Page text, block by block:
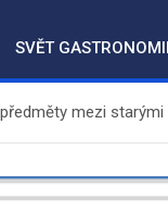
SVĚT
mezi